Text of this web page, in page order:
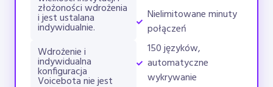
złożoności wdrożenia
i jest ustalana
indywidualnie.
Wdrożenie i
indywidualna
konfiguracja
Voicebota nie jest
Nielimitowane minuty
połączeń
150 języków,
automatyczne
wykrywanie